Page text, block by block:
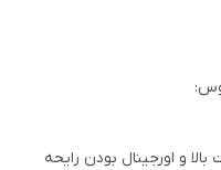
و اورجینال بودن رایحه